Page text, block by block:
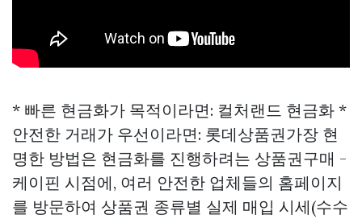
* 빠른 현금화가 목적이라면: 컬처랜드 현금화 *
안전한 거래가 우선이라면: 롯데상품권가장 현
명한 방법은 현금화를 진행하려는 상품권구매 -
케이핀 시점에, 여러 안전한 업체들의 홈페이지
를 방문하여 상품권 종류별 실제 매입 시세(수수